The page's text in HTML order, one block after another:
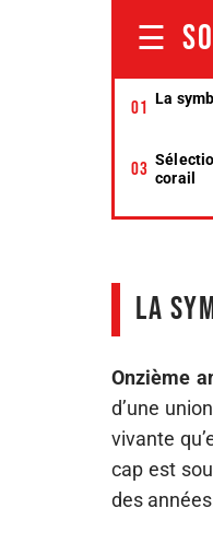
La
corail
La
Onzième
d’une
vivante
cap est
des